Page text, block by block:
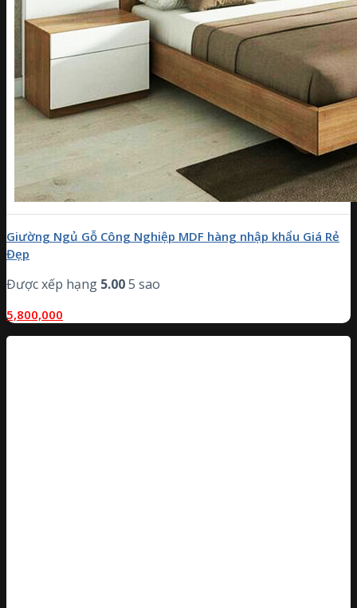
Giường Ngủ Gỗ Công Nghiệp MDF hàng nhập khẩu Giá Rẻ
Đẹp
Được xếp hạng 5.005 sao
5,800,000